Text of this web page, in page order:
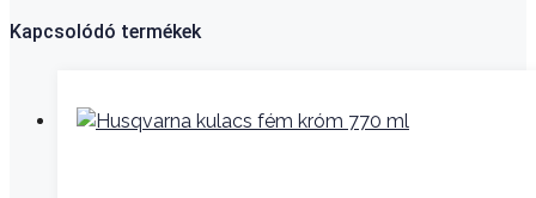
Kapcsolódó termékek